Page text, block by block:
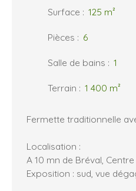
Surface : 125 m²
Pièces : 6
Salle de bains : 1
Terrain : 1 400 m²
Fermette traditionnelle
Localisation :
A 10 mn de Bréval,
Exposition : sud, vue